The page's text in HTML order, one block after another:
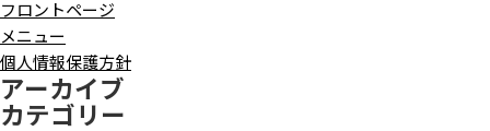
フロントページ
メニュー
個人情報保護方針
アーカイブ
カテゴリー